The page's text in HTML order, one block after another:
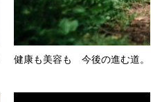
健康も美容も 今後の進む道。